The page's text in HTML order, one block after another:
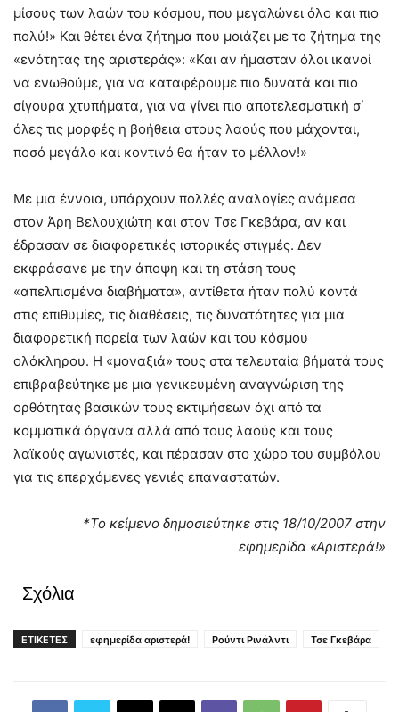
μίσους των λαών του κόσμου, που μεγαλώνει όλο και πιο
πολύ!» Και θέτει ένα ζήτημα που μοιάζει με το ζήτημα της
«ενότητας της αριστεράς»: «Και αν ήμασταν όλοι ικανοί
να ενωθούμε, για να καταφέρουμε πιο δυνατά και πιο
σίγουρα χτυπήματα, για να γίνει πιο αποτελεσματική σ΄
όλες τις μορφές η βοήθεια στους λαούς που μάχονται,
ποσό μεγάλο και κοντινό θα ήταν το μέλλον!»
Με μια έννοια, υπάρχουν πολλές αναλογίες ανάμεσα
στον Άρη Βελουχιώτη και στον Τσε Γκεβάρα, αν και
έδρασαν σε διαφορετικές ιστορικές στιγμές. Δεν
εκφράσανε με την άποψη και τη στάση τους
«απελπισμένα διαβήματα», αντίθετα ήταν πολύ κοντά
στις επιθυμίες, τις διαθέσεις, τις δυνατότητες για μια
διαφορετική πορεία των λαών και του κόσμου
ολόκληρου. Η «μοναξιά» τους στα τελευταία βήματά τους
επιβραβεύτηκε με μια γενικευμένη αναγνώριση της
ορθότητας βασικών τους εκτιμήσεων όχι από τα
κομματικά όργανα αλλά από τους λαούς και τους
λαϊκούς αγωνιστές, και πέρασαν στο χώρο του συμβόλου
για τις επερχόμενες γενιές επαναστατών.
*Το κείμενο δημοσιεύτηκε στις 18/10/2007 στην
εφημερίδα «Αριστερά!»
Σχόλια
ΕΤΙΚΕΤΕΣ εφημερίδα αριστερά! Ρούντι Ρινάλντι Τσε Γκεβάρα